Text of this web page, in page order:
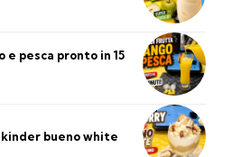
pesca pronto in 15
bueno white